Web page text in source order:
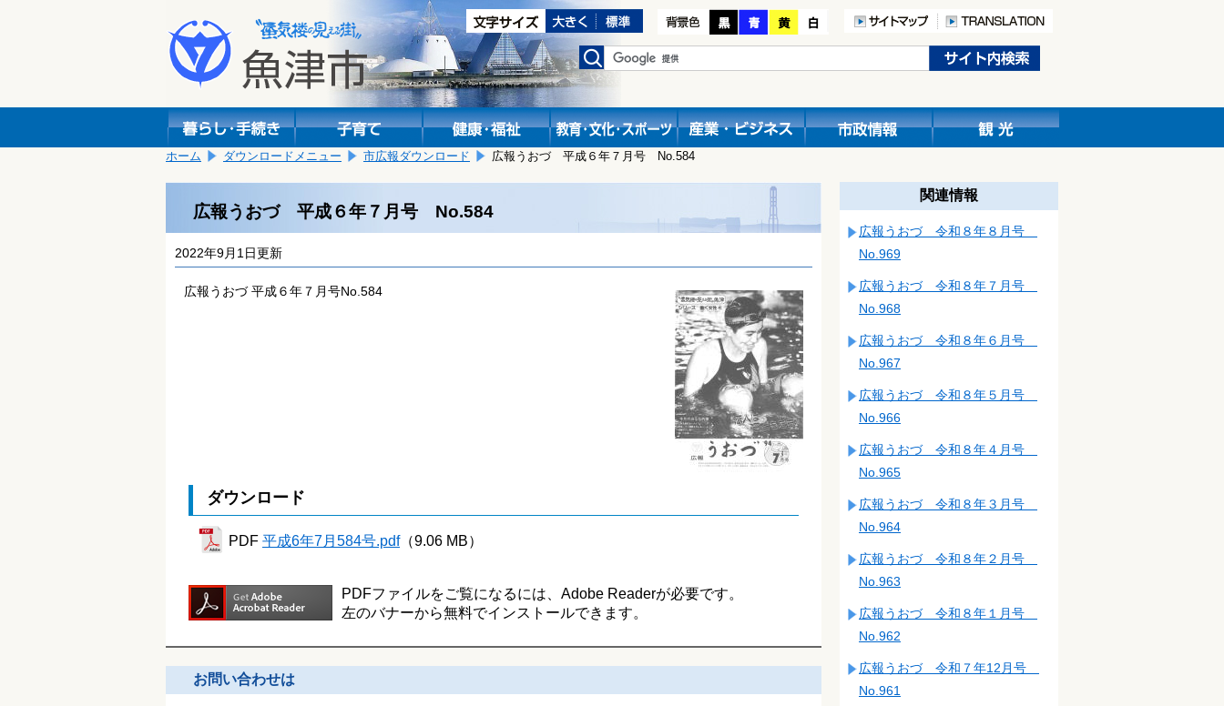
し
ホーム ダウンロードメニュー 市広報ダウンロード 広報うおづ 平成６年７月号 No.584
広報うおづ 平成６年７月号 No.584
2022年9月1日更新
広報うおづ 平成６年７月号No.584
ダウンロード
PDF 平成6年7月584号.pdf（9.06 MB）
PDFファイルをご覧になるには、Adobe Readerが必要です。
左のバナーから無料でインストールできます。
お問い合わせは
関連情報
広報うおづ 令和８年８月号
No.969
広報うおづ 令和８年７月号
No.968
広報うおづ 令和８年６月号
No.967
広報うおづ 令和８年５月号
No.966
広報うおづ 令和８年４月号
No.965
広報うおづ 令和８年３月号
No.964
広報うおづ 令和８年２月号
No.963
広報うおづ 令和８年１月号
No.962
広報うおづ 令和７年12月号
No.961